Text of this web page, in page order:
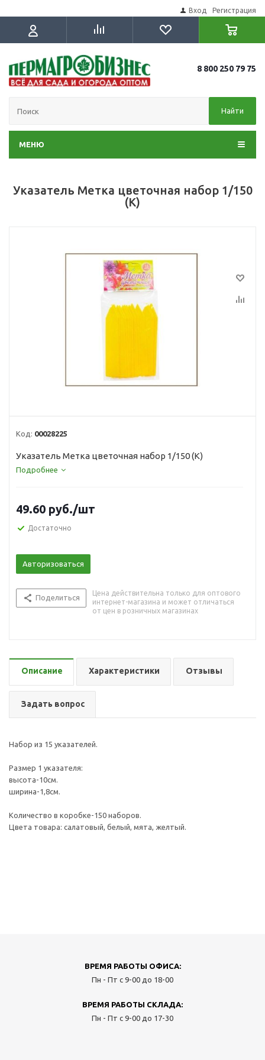
Вход Регистрация
8 800 250 79 75
Найти
МЕНЮ
Указатель Метка цветочная набор 1/150
(К)
Код: 00028225
Указатель Метка цветочная набор 1/150 (К)
Подробнее
49.60 руб./шт
Достаточно
Авторизоваться
Поделиться
Цена действительна только для оптового
интернет-магазина и может отличаться
от цен в розничных магазинах
Описание Характеристики Отзывы
Задать вопрос
Набор из 15 указателей.
Размер 1 указателя:
высота-10см.
ширина-1,8см.
Количество в коробке-150 наборов.
Цвета товара: салатовый, белый, мята, желтый.
ВРЕМЯ РАБОТЫ ОФИСА:
Пн - Пт с 9-00 до 18-00
ВРЕМЯ РАБОТЫ СКЛАДА:
Пн - Пт с 9-00 до 17-30